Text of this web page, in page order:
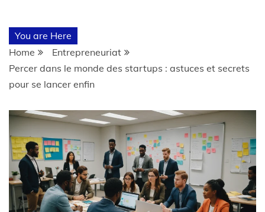
You are Here
Home
Entrepreneuriat
Percer dans le monde des startups : astuces et secrets
pour se lancer enfin